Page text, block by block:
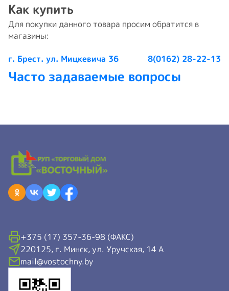
Как купить
Для покупки данного товара просим обратится в
магазины:
г. Брест. ул. Мицкевича 36 8(0162) 28-22-13
Часто задаваемые вопросы
+375 (17) 357-36-98 (ФАКС)
220125, г. Минск, ул. Уручская, 14 А
mail@vostochny.by